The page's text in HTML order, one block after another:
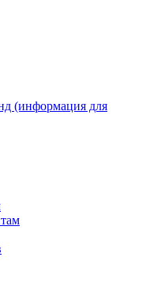
(информация для